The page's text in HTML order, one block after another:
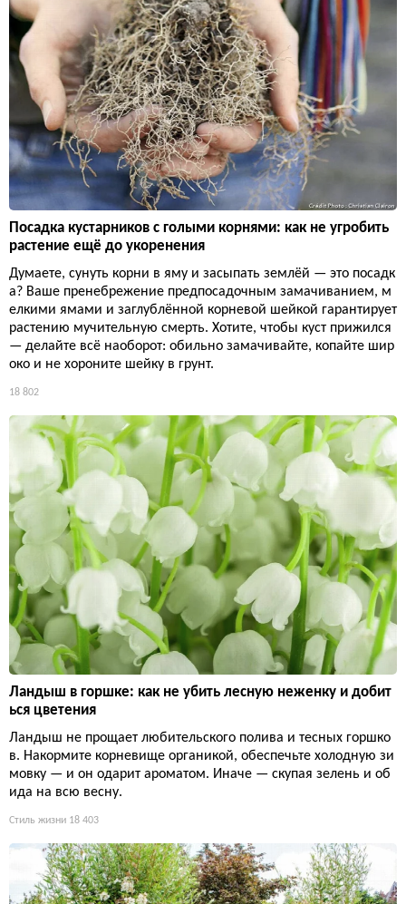
Посадка кустарников с голыми корнями: как не угробить
растение ещё до укоренения
Думаете, сунуть корни в яму и засыпать землёй — это посадк
а? Ваше пренебрежение предпосадочным замачиванием, м
елкими ямами и заглублённой корневой шейкой гарантирует
растению мучительную смерть. Хотите, чтобы куст прижился
— делайте всё наоборот: обильно замачивайте, копайте шир
око и не хороните шейку в грунт.
18 802
Ландыш в горшке: как не убить лесную неженку и добит
ься цветения
Ландыш не прощает любительского полива и тесных горшко
в. Накормите корневище органикой, обеспечьте холодную зи
мовку — и он одарит ароматом. Иначе — скупая зелень и об
ида на всю весну.
Стиль жизни 18 403